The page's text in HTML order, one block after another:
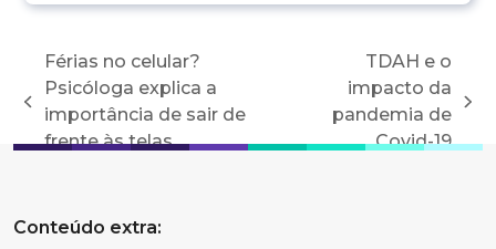
previous
post:
Férias no celular?
Psicóloga explica a
importância de sair de
frente às telas
next
post:
TDAH e o
impacto da
pandemia de
Covid-19
Conteúdo extra: